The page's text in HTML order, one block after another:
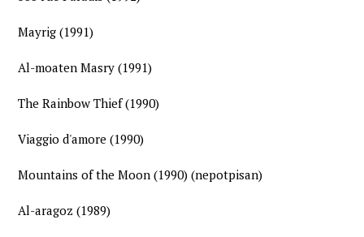
Mayrig (1991)
Al-moaten Masry (1991)
The Rainbow Thief (1990)
Viaggio d'amore (1990)
Mountains of the Moon (1990) (nepotpisan)
Al-aragoz (1989)